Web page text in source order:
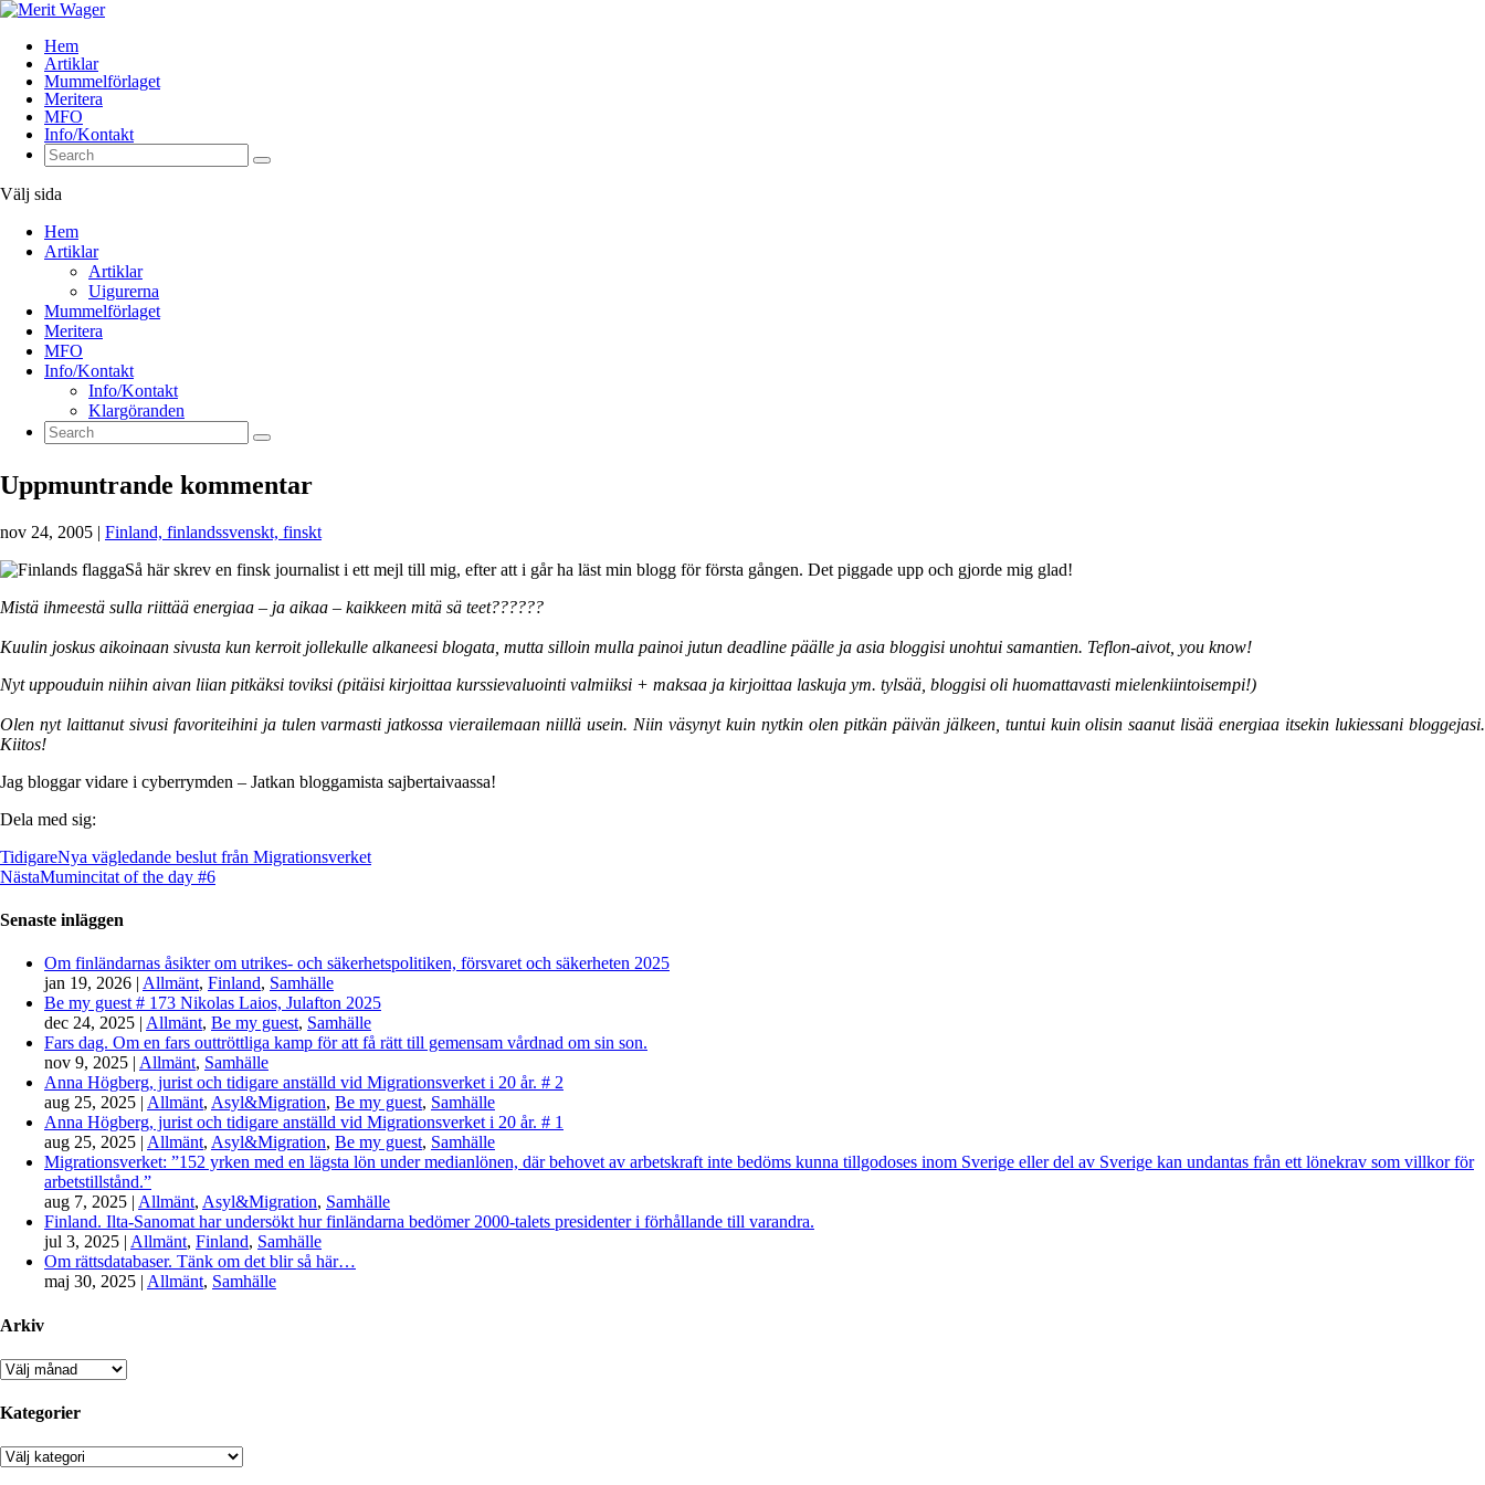
Hem
Artiklar
Mummelförlaget
Meritera
MFO
Info/Kontakt
Välj sida
Hem
Artiklar
Artiklar
Uigurerna
Mummelförlaget
Meritera
MFO
Info/Kontakt
Info/Kontakt
Klargöranden
Uppmuntrande kommentar
nov 24, 2005 | Finland, finlandssvenskt, finskt
Så här skrev en finsk journalist i ett mejl till mig, efter att i går ha läst min blogg för första gången. Det piggade upp och gjorde mig glad!
Mistä ihmeestä sulla riittää energiaa – ja aikaa – kaikkeen mitä sä teet??????
Kuulin joskus aikoinaan sivusta kun kerroit jollekulle alkaneesi blogata, mutta silloin mulla painoi jutun deadline päälle ja asia bloggisi unohtui samantien. Teflon-aivot, you know!
Nyt uppouduin niihin aivan liian pitkäksi toviksi (pitäisi kirjoittaa kurssievaluointi valmiiksi + maksaa ja kirjoittaa laskuja ym. tylsää, bloggisi oli huomattavasti mielenkiintoisempi!)
Olen nyt laittanut sivusi favoriteihini ja tulen varmasti jatkossa vierailemaan niillä usein. Niin väsynyt kuin nytkin olen pitkän päivän jälkeen, tuntui kuin olisin saanut lisää energiaa itsekin lukiessani bloggejasi.
Kiitos!
Jag bloggar vidare i cyberrymden – Jatkan bloggamista sajbertaivaassa!
Dela med sig:
TidigareNya vägledande beslut från Migrationsverket
NästaMumincitat of the day #6
Senaste inläggen
Om finländarnas åsikter om utrikes- och säkerhetspolitiken, försvaret och säkerheten 2025
jan 19, 2026 | Allmänt, Finland, Samhälle
Be my guest # 173 Nikolas Laios, Julafton 2025
dec 24, 2025 | Allmänt, Be my guest, Samhälle
Fars dag. Om en fars outtröttliga kamp för att få rätt till gemensam vårdnad om sin son.
nov 9, 2025 | Allmänt, Samhälle
Anna Högberg, jurist och tidigare anställd vid Migrationsverket i 20 år. # 2
aug 25, 2025 | Allmänt, Asyl&Migration, Be my guest, Samhälle
Anna Högberg, jurist och tidigare anställd vid Migrationsverket i 20 år. # 1
aug 25, 2025 | Allmänt, Asyl&Migration, Be my guest, Samhälle
Migrationsverket: ”152 yrken med en lägsta lön under medianlönen, där behovet av arbetskraft inte bedöms kunna tillgodoses inom Sverige eller del av Sverige kan undantas från ett lönekrav som villkor för
arbetstillstånd.”
aug 7, 2025 | Allmänt, Asyl&Migration, Samhälle
Finland. Ilta-Sanomat har undersökt hur finländarna bedömer 2000-talets presidenter i förhållande till varandra.
jul 3, 2025 | Allmänt, Finland, Samhälle
Om rättsdatabaser. Tänk om det blir så här…
maj 30, 2025 | Allmänt, Samhälle
Arkiv
Arkiv
Kategorier
Kategorier